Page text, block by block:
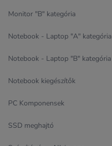
Monitor "B" kategória
Notebook - Laptop "A" kategória
Notebook - Laptop "B" kategória
Notebook kiegészítők
PC Komponensek
SSD meghajtó